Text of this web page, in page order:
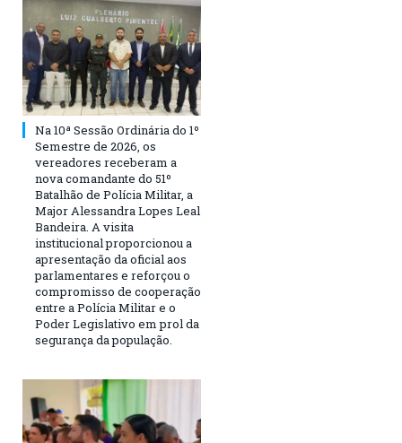
Na 10ª Sessão Ordinária do 1º
Semestre de 2026, os
vereadores receberam a
nova comandante do 51º
Batalhão de Polícia Militar, a
Major Alessandra Lopes Leal
Bandeira. A visita
institucional proporcionou a
apresentação da oficial aos
parlamentares e reforçou o
compromisso de cooperação
entre a Polícia Militar e o
Poder Legislativo em prol da
segurança da população.